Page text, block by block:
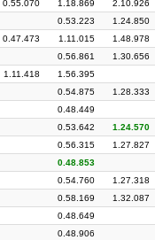
0.55.070 1.18.869
2.10.926
0.53.223 1.24.850
0.47.473 1.11.015
1.48.978
0.56.861 1.30.656
1.11.418
1.56.395
0.54.875 1.28.333
0.48.449
0.53.642 1.24.570
0.56.315 1.27.827
0.48.853
0.54.760 1.27.318
0.58.169 1.32.087
0.48.649
0.48.906